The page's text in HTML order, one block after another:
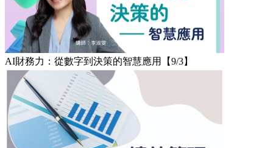
AI財務力：從數字到決策的智慧應用【9/3】